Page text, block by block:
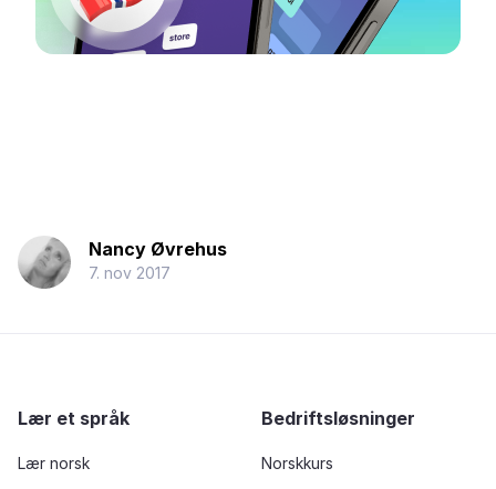
Nancy Øvrehus
7. nov 2017
Lær et språk
Lær norsk
Bedriftsløsninger
Norskkurs